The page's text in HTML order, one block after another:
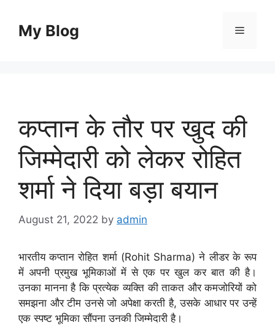
contentMy Blog Menu
कप्तान के तौर पर खुद की
जिम्मेदारी को लेकर रोहित
शर्मा ने दिया बड़ा बयान
August 21, 2022 by admin
भारतीय कप्तान रोहित शर्मा (Rohit Sharma) ने लीडर के रूप
में अपनी प्रमुख भूमिकाओं में से एक पर खुल कर बात की है।
उनका मानना है कि प्रत्येक व्यक्ति की ताकत और कमजोरियों को
समझना और टीम उनसे जो अपेक्षा करती है, उसके आधार पर उन्हें
एक स्पष्ट भूमिका सौंपना उनकी जिम्मेदारी है।